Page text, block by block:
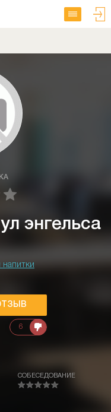
энгельса
напитки
6
СОБЕСЕДОВАНИЕ